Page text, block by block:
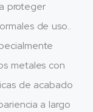
proteger
de uso..
metales con
de acabado
a largo